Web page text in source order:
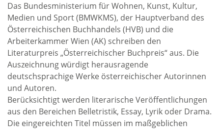
Das Bundesministerium für Wohnen, Kunst, Kultur,
Medien und Sport (BMWKMS), der Hauptverband des
Österreichischen Buchhandels (HVB) und die
Arbeiterkammer Wien (AK) schreiben den
Literaturpreis „Österreichischer Buchpreis“ aus. Die
Auszeichnung würdigt herausragende
deutschsprachige Werke österreichischer Autorinnen
und Autoren.
Berücksichtigt werden literarische Veröffentlichungen
aus den Bereichen Belletristik, Essay, Lyrik oder Drama.
Die eingereichten Titel müssen im maßgeblichen